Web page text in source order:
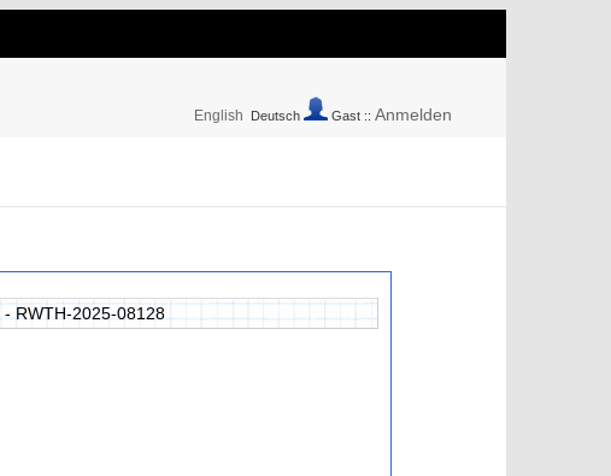
English Deutsch Gast :: Anmelden
- RWTH-2025-08128